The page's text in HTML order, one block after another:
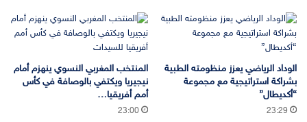
الوداد الرياضي يعزز منظومته الطبية
بشراكة استراتيجية مع مجموعة
“أكديطال”
23:29
المنتخب المغربي النسوي ينهزم أمام
نيجيريا ويكتفي بالوصافة في كأس
أمم أفريقيا…
23:00